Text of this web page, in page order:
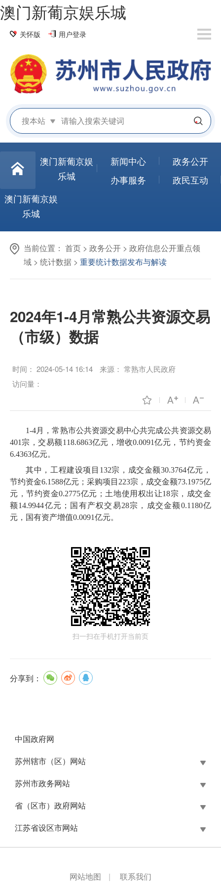
澳门新葡京娱乐城
关怀版 用户登录
搜本站
澳门新葡京娱
乐城
新闻中心
政务公开
办事服务
政民互动
澳门新葡京娱
乐城
当前位置： 首页 > 政务公开 > 政府信息公开重点领
域 > 统计数据 > 重要统计数据发布与解读
2024年1-4月常熟公共资源交易
（市级）数据
时间： 2024-05-14 16:14 来源： 常熟市人民政府
访问量：
1-4月，常熟市公共资源交易中心共完成公共资源交易
401宗，交易额118.6863亿元，增收0.0091亿元，节约资金
6.4363亿元。
其中，工程建设项目132宗，成交金额30.3764亿元，
节约资金6.1588亿元；采购项目223宗，成交金额73.1975亿
元，节约资金0.2775亿元；土地使用权出让18宗，成交金
额14.9944亿元；国有产权交易28宗，成交金额0.1180亿
元，国有资产增值0.0091亿元。
扫一扫在手机打开当前页
分享到：
中国政府网
苏州辖市（区）网站
苏州市政务网站
省（区市）政府网站
江苏省设区市网站
网站地图 | 联系我们